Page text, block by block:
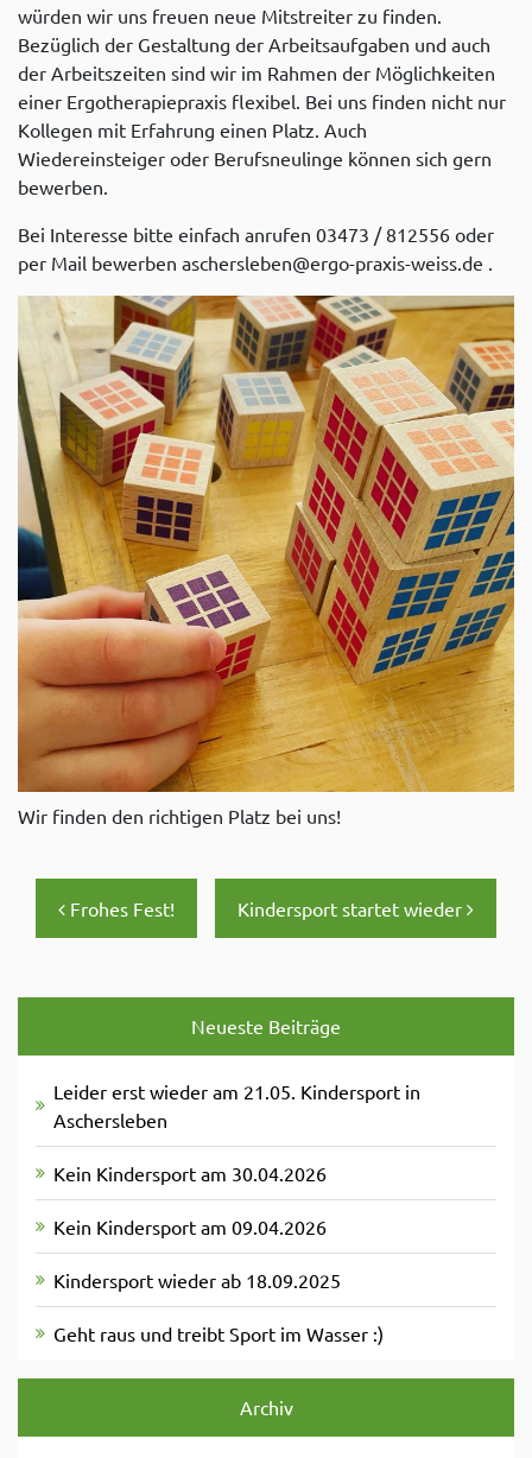
würden wir uns freuen neue Mitstreiter zu finden.
Bezüglich der Gestaltung der Arbeitsaufgaben und auch
der Arbeitszeiten sind wir im Rahmen der Möglichkeiten
einer Ergotherapiepraxis flexibel. Bei uns finden nicht nur
Kollegen mit Erfahrung einen Platz. Auch
Wiedereinsteiger oder Berufsneulinge können sich gern
bewerben.
Bei Interesse bitte einfach anrufen 03473 / 812556 oder
per Mail bewerben aschersleben@ergo-praxis-weiss.de .
Wir finden den richtigen Platz bei uns!
Beitrags-Navigation
Frohes Fest! Kindersport startet wieder
Neueste Beiträge
Leider erst wieder am 21.05. Kindersport in
Aschersleben
Kein Kindersport am 30.04.2026
Kein Kindersport am 09.04.2026
Kindersport wieder ab 18.09.2025
Geht raus und treibt Sport im Wasser :)
Archiv